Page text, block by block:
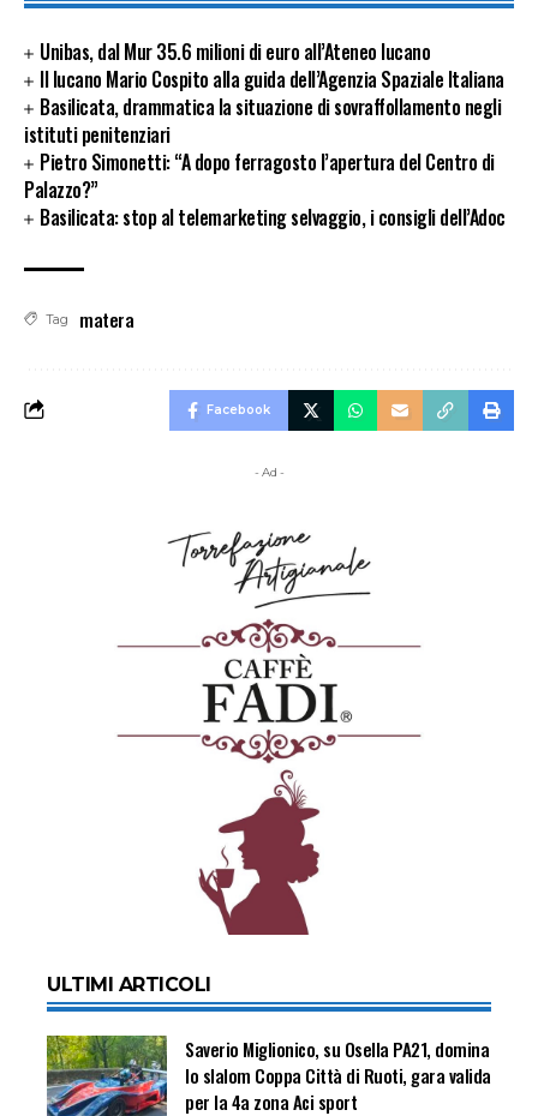
Unibas, dal Mur 35.6 milioni di euro all’Ateneo lucano
Il lucano Mario Cospito alla guida dell’Agenzia Spaziale Italiana
Basilicata, drammatica la situazione di sovraffollamento negli
istituti penitenziari
Pietro Simonetti: “A dopo ferragosto l’apertura del Centro di
Palazzo?”
Basilicata: stop al telemarketing selvaggio, i consigli dell’Adoc
Tag matera
Facebook
- Ad -
ULTIMI ARTICOLI
Saverio Miglionico, su Osella PA21, domina
lo slalom Coppa Città di Ruoti, gara valida
per la 4a zona Aci sport